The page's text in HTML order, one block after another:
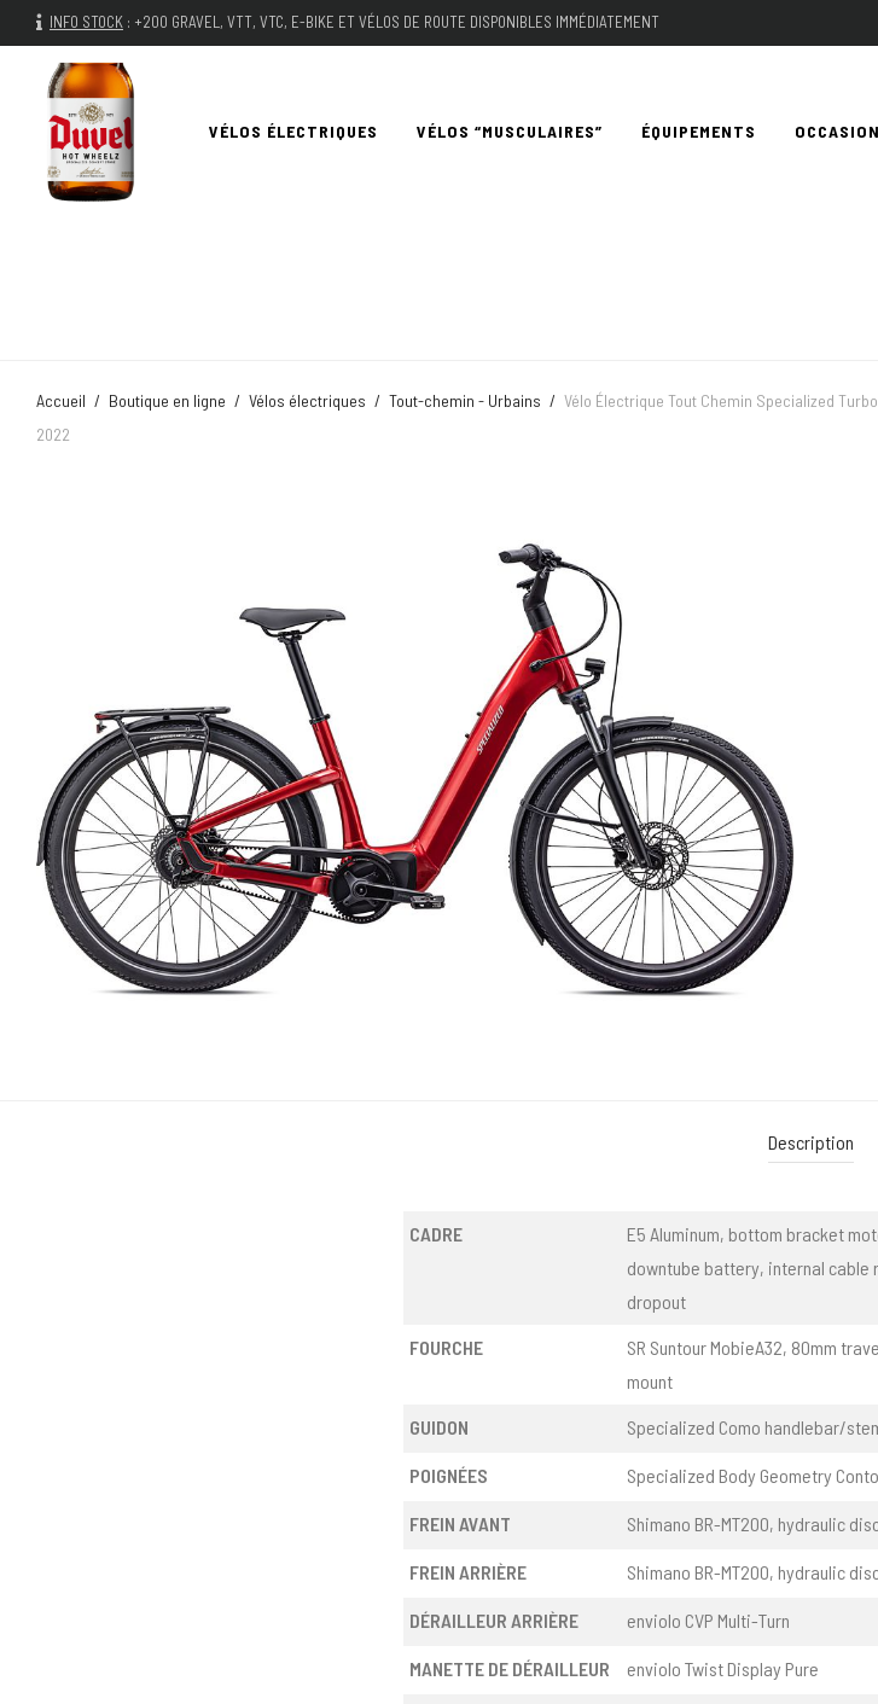
INFO STOCK : +200 GRAVEL, VTT, VTC, E-BIKE ET VÉLOS DE ROUTE DISPONIBLES IMMÉDIATEMENT
VÉLOS ÉLECTRIQUES VÉLOS “MUSCULAIRES” ÉQUIPEMENTS
Accueil / Boutique en ligne / Vélos électriques / Tout-chemin - Urbains / Vélo Électrique Tout Chemin Specialized
2022
Description
CADRE
E5 Aluminum, bottom bracket
downtube battery, internal cable
dropout
FOURCHE
SR Suntour MobieA32, 80mm
mount
GUIDON
Specialized Como handlebar/
POIGNÉES Specialized Body Geometry
FREIN AVANT Shimano BR-MT200, hydraulic
FREIN ARRIÈRE Shimano BR-MT200, hydraulic
DÉRAILLEUR ARRIÈRE enviolo CVP Multi-Turn
MANETTE DE DÉRAILLEUR enviolo Twist Display Pure